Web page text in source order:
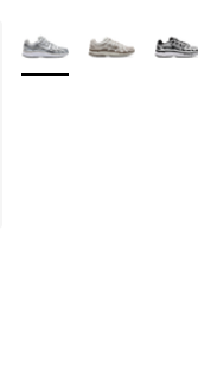
Plus de couleurs